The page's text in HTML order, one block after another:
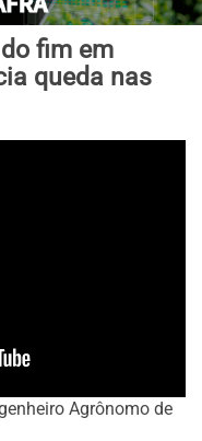
fim em
queda nas
Agrônomo de